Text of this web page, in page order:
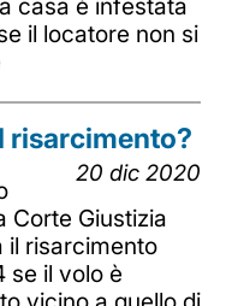
casa è infestata
il locatore non si
risarcimento?
20 dic 2020
Corte Giustizia
il risarcimento
se il volo è